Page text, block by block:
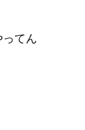
てん